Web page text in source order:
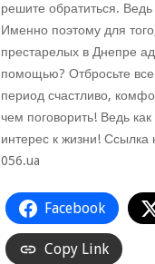
решите обратиться.
Именно поэтому для
престарелых в Днепре
помощью? Отбросьте
период счастливо,
чем поговорить! Ведь
интерес к жизни!
056.ua
Facebook
Copy Link